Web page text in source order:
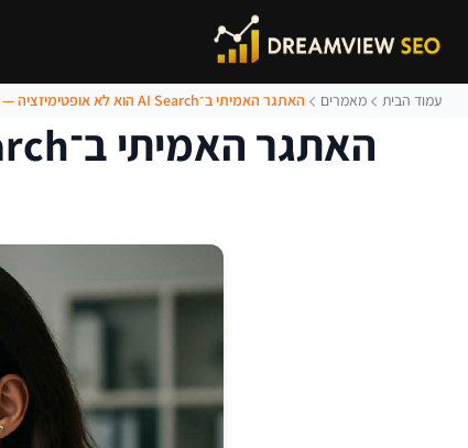
עמוד הבית מאמרים האתגר האמיתי ב־AI Search הוא לא אופטימיזציה — אלא גיוס תמיכה בארגון
האתגר האמיתי ב־AI Search הוא לא אופטימיזציה — אלא גיוס תמיכה בארגון